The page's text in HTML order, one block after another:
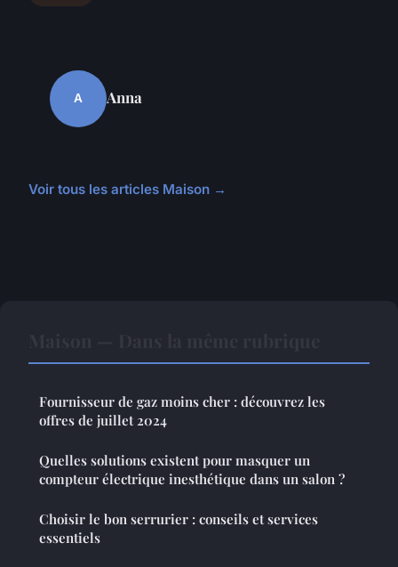
A Anna
Voir tous les articles Maison →
Fournisseur de gaz moins cher : découvrez les
offres de juillet 2024
Quelles solutions existent pour masquer un
compteur électrique inesthétique dans un salon ?
Choisir le bon serrurier : conseils et services
essentiels